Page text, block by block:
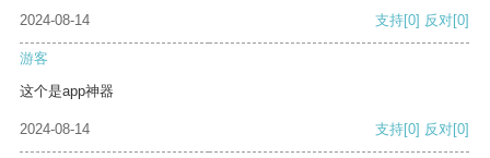
2024-08-14 支持[0] 反对[0]
游客
这个是app神器
2024-08-14 支持[0] 反对[0]